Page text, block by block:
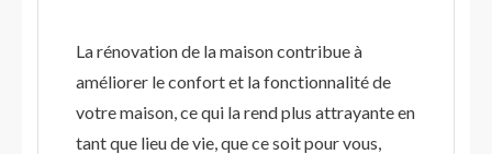
La rénovation de la maison contribue à
améliorer le confort et la fonctionnalité de
votre maison, ce qui la rend plus attrayante en
tant que lieu de vie, que ce soit pour vous,